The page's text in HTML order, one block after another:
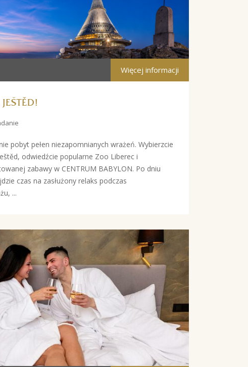
Więcej informacji
pobyt pełen niezapomnianych wrażeń. Wybierzcie
odwiedźcie popularne Zoo Liberec i
zabawy w CENTRUM BABYLON. Po dniu
czas na zasłużony relaks podczas
...